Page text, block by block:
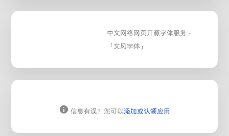
中文网络网页开源字体服务 -
「文风字体」
信息有误？您可以添加或认领应用